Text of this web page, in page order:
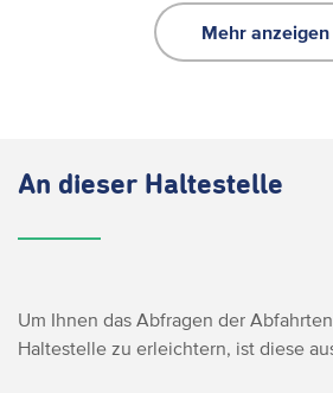
Mehr anzeigen
An dieser Haltestelle
Um Ihnen das Abfragen der
Haltestelle zu erleichtern, ist diese